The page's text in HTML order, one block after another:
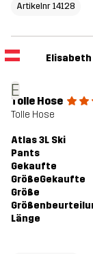
Artikelnr 14128
E
Elisabeth
Tolle Hose
Tolle Hose
Atlas 3L Ski
Pants
Gekaufte
GrößeGekaufte
Größe
Länge